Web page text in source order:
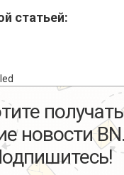
статьей:
получать
новости